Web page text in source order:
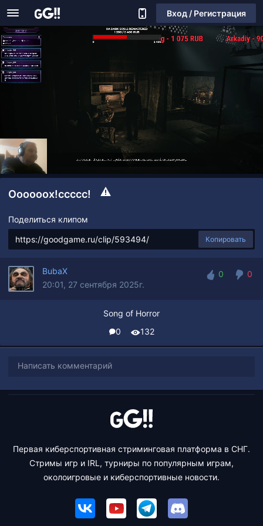
Вход / Регистрация
Оооооох!ссссс!
Поделиться клипом
Копировать
BubaX
20:01, 27 сентября 2025г.
0
0
Song of Horror
0
132
Написать комментарий
Первая киберспортивная стриминговая платформа в СНГ.
Стримы игр и IRL, турниры по популярным играм,
околоигровые и киберспортивные новости.